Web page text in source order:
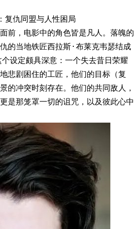
复仇同盟与人性困局
前，电影中的角色皆是凡人。落魄的
的当地铁匠西拉斯·布莱克韦瑟结成
设定颇具深意：一个失去昔日荣耀
悲剧困住的工匠，他们的目标（复
的冲突时刻存在。他们的共同敌人，
是那笼罩一切的诅咒，以及彼此心中